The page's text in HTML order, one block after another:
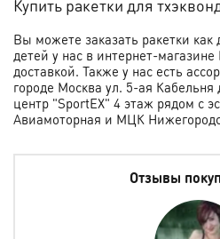
Купить ракетки для
Вы можете заказать ракетки как
детей у нас в интернет-
доставкой. Также у нас есть
городе Москва ул. 5-ая Кабельня
центр "SportEX" 4 этаж рядом с
Авиамоторная и МЦК
Отзывы